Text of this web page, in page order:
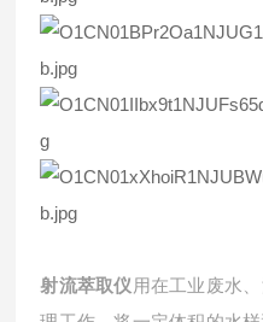
射流萃取仪 用在工业废水